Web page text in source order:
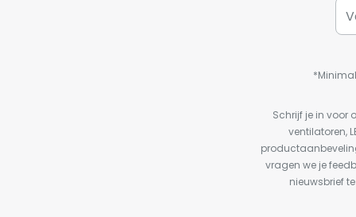
Schrijf je in voor
ventilatoren,
vragen we je
nieuwsbrief